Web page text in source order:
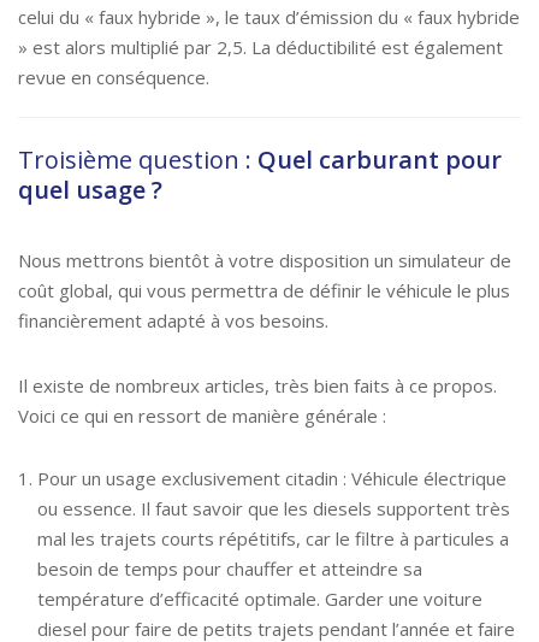
celui du « faux hybride », le taux d’émission du « faux hybride
» est alors multiplié par 2,5. La déductibilité est également
revue en conséquence.
Troisième question : Quel carburant pour
quel usage ?
Nous mettrons bientôt à votre disposition un simulateur de
coût global, qui vous permettra de définir le véhicule le plus
financièrement adapté à vos besoins.
Il existe de nombreux articles, très bien faits à ce propos.
Voici ce qui en ressort de manière générale :
Pour un usage exclusivement citadin : Véhicule électrique
ou essence. Il faut savoir que les diesels supportent très
mal les trajets courts répétitifs, car le filtre à particules a
besoin de temps pour chauffer et atteindre sa
température d’efficacité optimale. Garder une voiture
diesel pour faire de petits trajets pendant l’année et faire